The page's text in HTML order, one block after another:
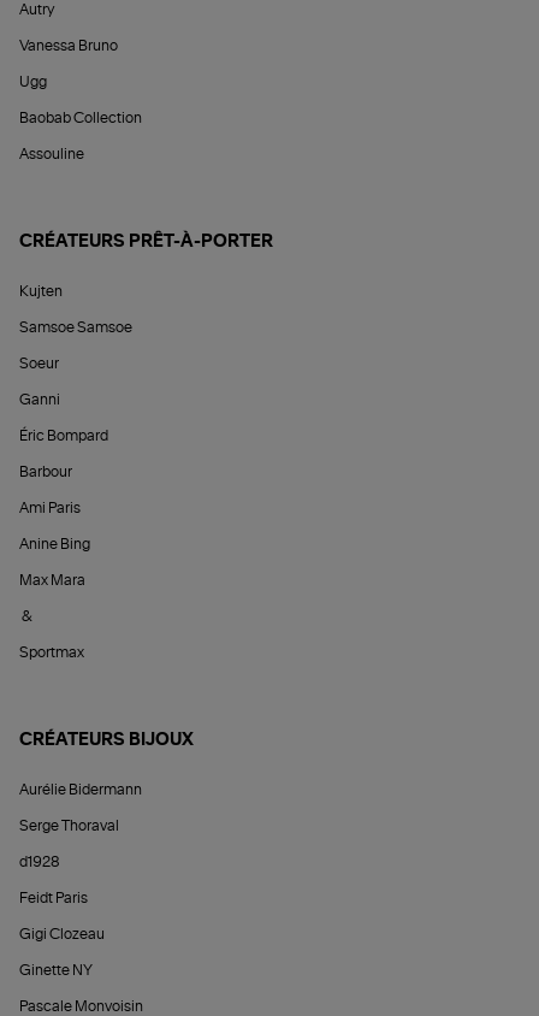
Autry
Vanessa Bruno
Ugg
Baobab Collection
Assouline
CRÉATEURS PRÊT-À-PORTER
Kujten
Samsoe Samsoe
Soeur
Ganni
Éric Bompard
Barbour
Ami Paris
Anine Bing
Max Mara
&
Sportmax
CRÉATEURS BIJOUX
Aurélie Bidermann
Serge Thoraval
d1928
Feidt Paris
Gigi Clozeau
Ginette NY
Pascale Monvoisin